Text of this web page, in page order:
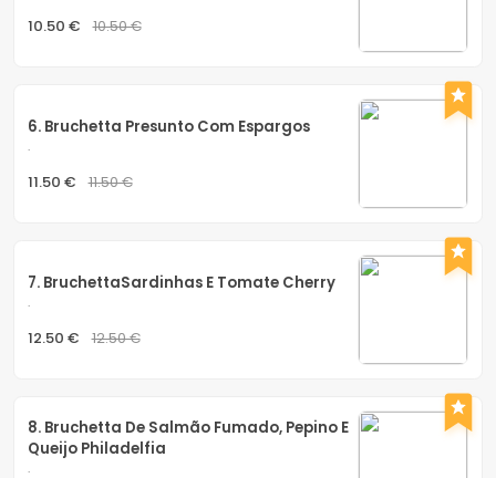
10.50 € 10.50 €
6. Bruchetta Presunto Com Espargos
.
11.50 € 11.50 €
7. BruchettaSardinhas E Tomate Cherry
.
12.50 € 12.50 €
8. Bruchetta De Salmão Fumado, Pepino E
Queijo Philadelfia
.